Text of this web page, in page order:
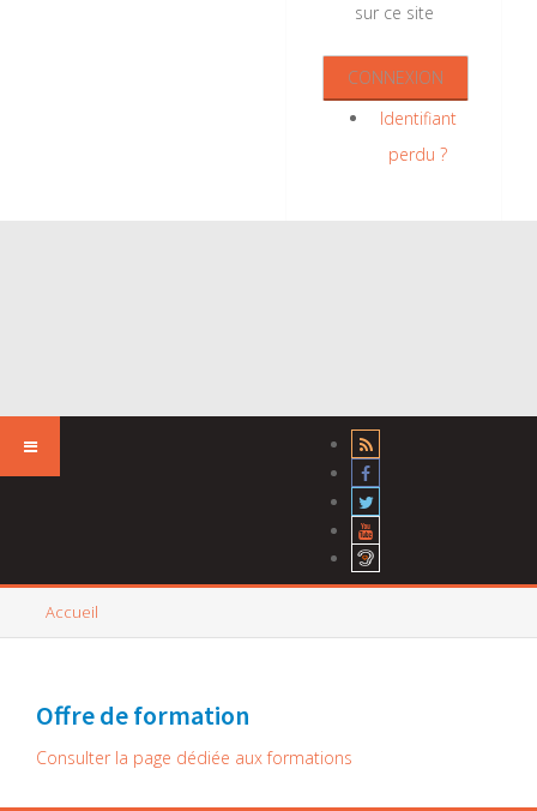
sur ce site
Identifiant
perdu ?
Accueil
Offre de formation
Consulter la page dédiée aux formations